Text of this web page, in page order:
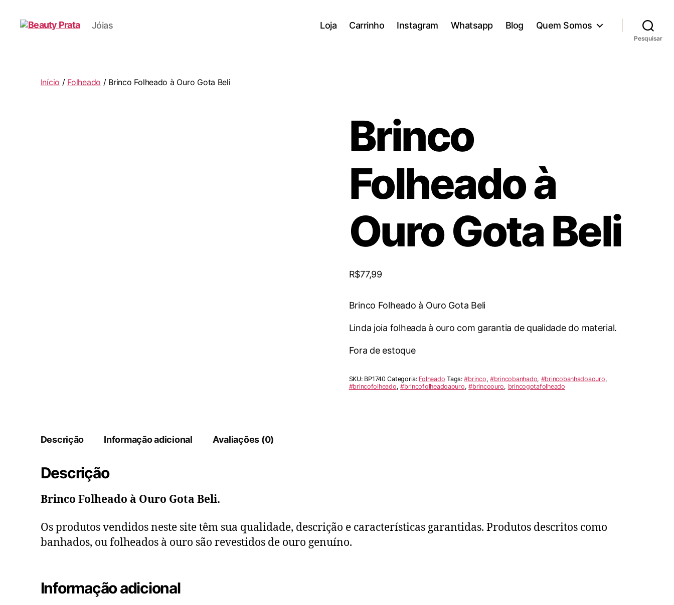
Jóias Loja Carrinho Instagram Whatsapp Blog Quem Somos
Pesquisar
Início / Folheado / Brinco Folheado à Ouro Gota Beli
Brinco
Folheado à
Ouro Gota Beli
R$77,99
Brinco Folheado à Ouro Gota Beli
Linda joia folheada à ouro com garantia de qualidade do material.
Fora de estoque
SKU: BP1740 Categoria: Folheado Tags:#brinco,#brincobanhado, #brincobanhadoaouro,
#brincofolheado,#brincofolheadoaouro,#brincoouro, brincogotafolheado
Descrição Informação adicional Avaliações (0)
Descrição
Brinco Folheado à Ouro Gota Beli.
Os produtos vendidos neste site têm sua qualidade, descrição e características garantidas. Produtos descritos como
banhados, ou folheados à ouro são revestidos de ouro genuíno.
Informação adicional